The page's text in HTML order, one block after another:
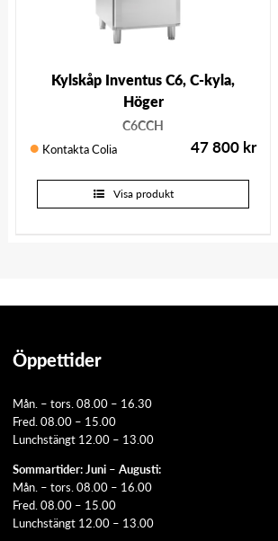
Kylskåp Inventus C6, C-kyla,
Höger
C6CCH
Kontakta Colia 47 800 kr
Visa produkt
Öppettider
Mån. – tors. 08.00 – 16.30
Fred. 08.00 – 15.00
Lunchstängt 12.00 – 13.00
Sommartider: Juni – Augusti:
Mån. – tors. 08.00 – 16.00
Fred. 08.00 – 15.00
Lunchstängt 12.00 – 13.00